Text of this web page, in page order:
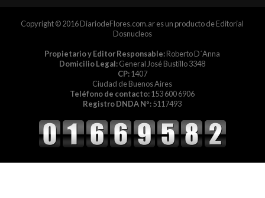
Copyright © 2016 DiariodeFlores.com.ar es un producto de Editorial
Dosnucleos
Propietario y Editor Responsable:Roberto D´Anna
Domicilio Legal:General José Bustillo 3348
CP:1407
Ciudad de Buenos Aires
Teléfono de contacto:153 600 6906
Registro DNDA Nº:5117493